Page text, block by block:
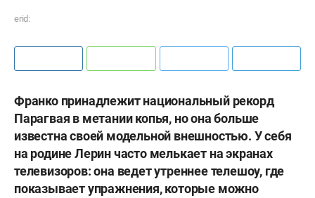
erid:
Франко принадлежит национальный рекорд
Парагвая в метании копья, но она больше
известна своей модельной внешностью. У себя
на родине Лерин часто мелькает на экранах
телевизоров: она ведет утреннее телешоу, где
показывает упражнения, которые можно